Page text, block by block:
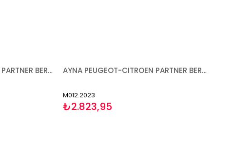
AYNA PEUGEOT-CITROEN PARTNER BERLİNGO 1996-2008 MEKANİK ISITMALI SOL AYNA PEUGEOT-CITROEN PARTNER BERLİNGO 2008-2012 ELEKTRİKLİ ISITMALI ASTARLI TEK KAPAK GENİŞ TİP SENSÖRLÜ SAĞ
M012.2023
₺2.823,95